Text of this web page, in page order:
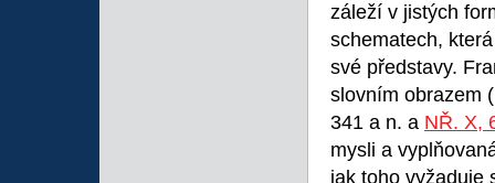
záleží v jistých
schematech,
své představy.
slovním obrazem
341 a n. a NŘ. X,
mysli a
jak toho vyžaduje